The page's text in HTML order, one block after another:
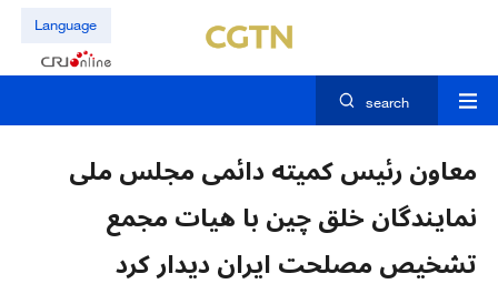
Language
search
معاون رئیس کمیته دائمی مجلس ملی
نمایندگان خلق چین با هیات مجمع
تشخیص مصلحت ایران دیدار کرد